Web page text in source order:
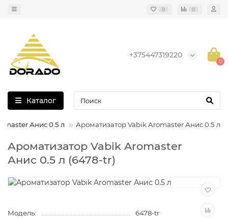
0 0
+375447319220
0
Каталог
Анис 0.5 л Ароматизатор Vabik Aromaster Анис 0.5 л
Ароматизатор Vabik Aromaster
Анис 0.5 л (6478-tr)
Модель:
6478-tr